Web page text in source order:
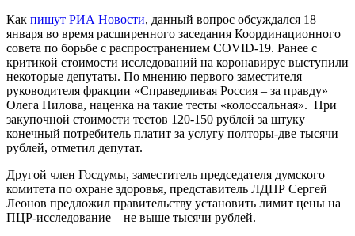
Как пишут РИА Новости, данный вопрос обсуждался 18
января во время расширенного заседания Координационного
совета по борьбе с распространением COVID-19. Ранее с
критикой стоимости исследований на коронавирус выступили
некоторые депутаты. По мнению первого заместителя
руководителя фракции «Справедливая Россия – за правду»
Олега Нилова, наценка на такие тесты «колоссальная». При
закупочной стоимости тестов 120-150 рублей за штуку
конечный потребитель платит за услугу полторы-две тысячи
рублей, отметил депутат.
Другой член Госдумы, заместитель председателя думского
комитета по охране здоровья, представитель ЛДПР Сергей
Леонов предложил правительству установить лимит цены на
ПЦР-исследование – не выше тысячи рублей.